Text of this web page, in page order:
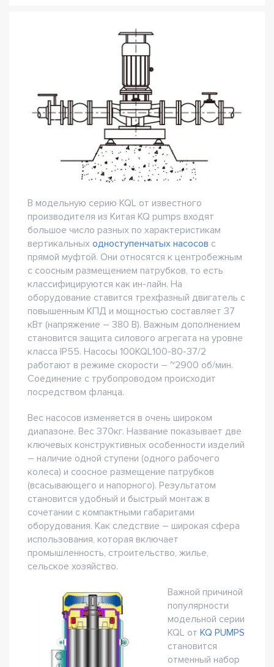
В модельную серию KQL от известного
производителя из Китая KQ pumps входят
большое число разных по характеристикам
вертикальных одноступенчатых насосов с
прямой муфтой. Они относятся к центробежным
с соосным размещением патрубков, то есть
классифицируются как ин-лайн. На
оборудование ставится трехфазный двигатель с
повышенным КПД и мощностью составляет 37
кВт (напряжение – 380 В). Важным дополнением
становится защита силового агрегата на уровне
класса IP55. Насосы 100KQL100-80-37/2
работают в режиме скорости – ~2900 об/мин.
Соединение с трубопроводом происходит
посредством фланца.
Вес насосов изменяется в очень широком
диапазоне. Вес 370кг. Название показывает две
ключевых конструктивных особенности изделий
– наличие одной ступени (одного рабочего
колеса) и соосное размещение патрубков
(всасывающего и напорного). Результатом
становится удобный и быстрый монтаж в
сочетании с компактными габаритами
оборудования. Как следствие – широкая сфера
использования, которая включает
промышленность, строительство, жилье,
сельское хозяйство.
Важной причиной
популярности
модельной серии
KQL от KQ PUMPS
становится
отменный набор